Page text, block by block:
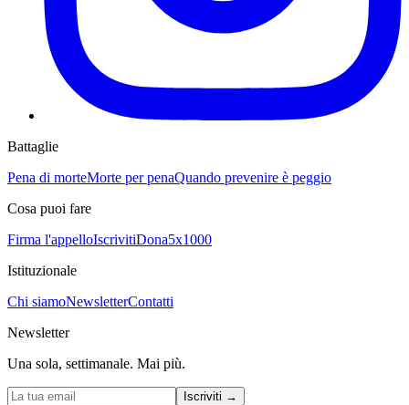
Battaglie
Pena di morteMorte per penaQuando prevenire è peggio
Cosa puoi fare
Firma l'appelloIscrivitiDona5x1000
Istituzionale
Chi siamoNewsletterContatti
Newsletter
Una sola, settimanale. Mai più.
Iscriviti →